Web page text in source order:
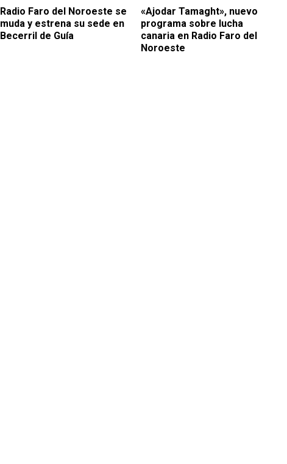
Radio Faro del Noroeste se
muda y estrena su sede en
Becerril de Guía
«Ajodar Tamaght», nuevo
programa sobre lucha
canaria en Radio Faro del
Noroeste